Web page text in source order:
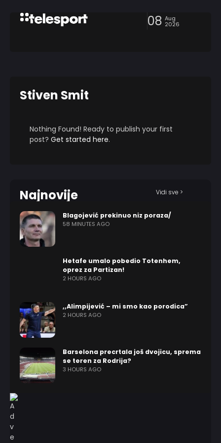
08 Aug
2026
Stiven Smit
Nothing Found! Ready to publish your first
post? Get started here.
Najnovije Vidi sve >
Blagojević prekinuo niz poraza/
58 MINUTES AGO
Hetafe umalo pobedio Totenhem,
oprez za Partizan!
2 HOURS AGO
,,Alimpijević – mi smo kao porodica”
2 HOURS AGO
Barselona precrtala još dvojicu, sprema
se teren za Rodrija?
3 HOURS AGO